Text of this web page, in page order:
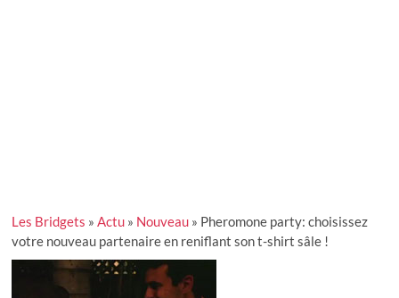
Les Bridgets »Actu » Nouveau » Pheromone party: choisissez
votre nouveau partenaire en reniflant son t-shirt sâle !